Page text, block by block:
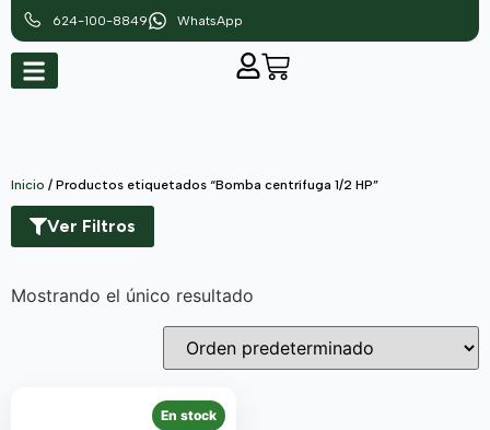
624-100-8849 WhatsApp
Inicio / Productos etiquetados “Bomba centrífuga 1/2 HP”
Ver Filtros
Mostrando el único resultado
En stock